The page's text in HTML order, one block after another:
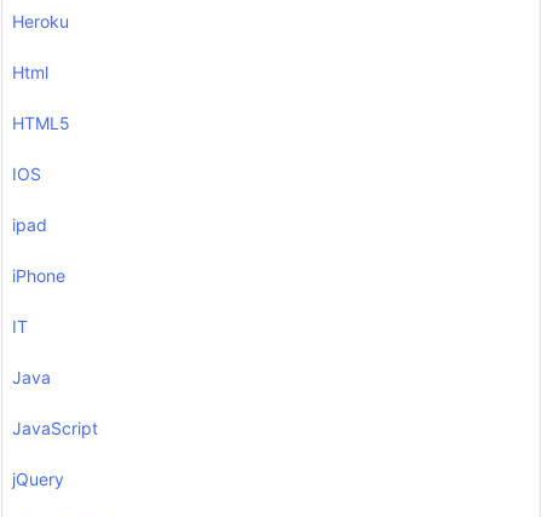
Heroku
Html
HTML5
IOS
ipad
iPhone
IT
Java
JavaScript
jQuery